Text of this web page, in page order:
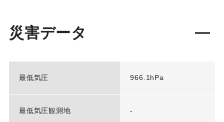
災害データ
最低気圧 966.1hPa
最低気圧観測地 -